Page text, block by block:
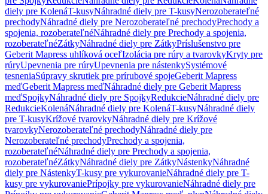
diely pre KolenáT-kusyNáhradné diely pre T-kusyNerozoberateľné
prechodyNáhradné diely pre Nerozoberateľné prechodyPrechody a
spojenia, rozoberateľnéNáhradné diely pre Prechody a spojenia,
rozoberateľnéZátkyNáhradné diely pre ZátkyPríslušenstvo pre
Geberit Mapress uhlíková oceľIzolácia pre rúry a tvarovkyKryty pre
rúryUpevnenia pre rúryUpevnenia pre nástenkySystémové
tesneniaSúpravy skrutiek pre prírubové spojeGeberit Mapress
meďGeberit Mapress meďNáhradné diely pre Geberit Mapress
meďSpojkyNáhradné diely pre SpojkyRedukcieNáhradné diely pre
RedukcieKolenáNáhradné diely pre KolenáT-kusyNáhradné diely
pre T-kusyKrížové tvarovkyNáhradné diely pre Krížové
tvarovkyNerozoberateľné prechodyNáhradné diely pre
Nerozoberateľné prechodyPrechody a spojenia,
rozoberateľnéNáhradné diely pre Prechody a spojenia,
rozoberateľnéZátkyNáhradné diely pre ZátkyNástenkyNáhradné
diely pre NástenkyT-kusy pre vykurovanieNáhradné diely pre T-
kusy pre vykurovaniePrípojky pre vykurovanieNáhradné diely pre